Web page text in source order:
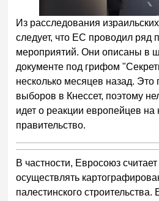
Из расследования
следует, что ЕС проводил ряд
мероприятий. Они описаны в
документе под грифом
несколько месяцев назад.
выборов в Кнессет, поэтому
идет о реакции европейцев на
правительство.
В частности, Евросоюз
осуществлять
палестинского